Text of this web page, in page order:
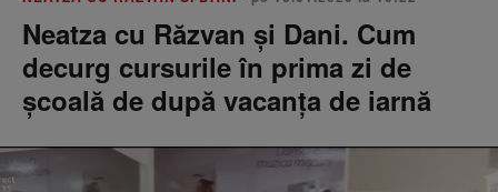
Neatza cu Răzvan și Dani. Cum
decurg cursurile în prima zi de
școală de după vacanța de iarnă